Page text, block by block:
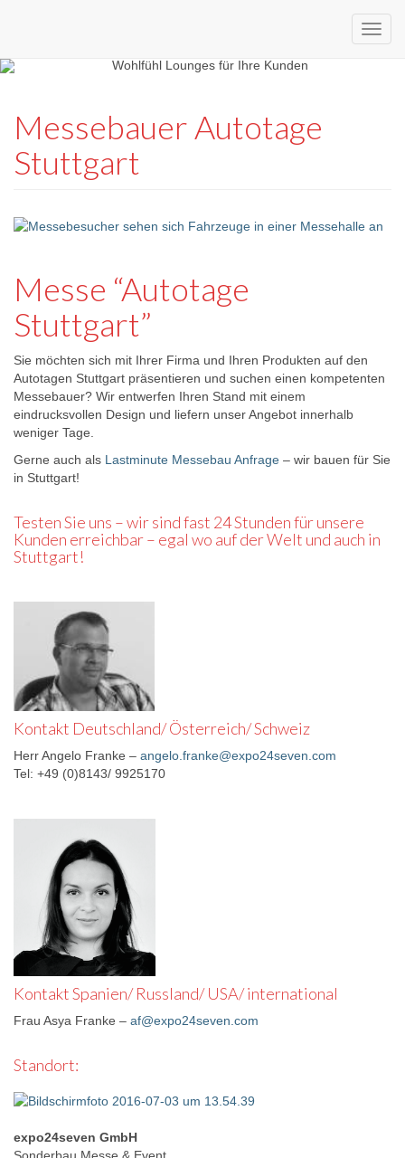
expo24seven
eventware
Messebauer Autotage
Stuttgart
Messe “Autotage
Stuttgart”
Sie möchten sich mit Ihrer Firma und Ihren Produkten auf den
Autotagen Stuttgart präsentieren und suchen einen kompetenten
Messebauer? Wir entwerfen Ihren Stand mit einem
eindrucksvollen Design und liefern unser Angebot innerhalb
weniger Tage.
Gerne auch als Lastminute Messebau Anfrage – wir bauen für Sie
in Stuttgart!
Testen Sie uns – wir sind fast 24 Stunden für unsere
Kunden erreichbar – egal wo auf der Welt und auch in
Stuttgart!
Kontakt Deutschland/ Österreich/ Schweiz
Herr Angelo Franke – angelo.franke@expo24seven.com
Tel: +49 (0)8143/ 9925170
Kontakt Spanien/ Russland/ USA/ international
Frau Asya Franke – af@expo24seven.com
Standort:
expo24seven GmbH